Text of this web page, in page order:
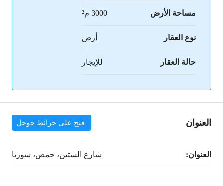
مساحة الأرض 3000 م²
نوع العقار أرض
حالة العقار للإيجار
العنوان فتح على خرائط جوجل
العنوان: شارع الستين، حمص، سوريا